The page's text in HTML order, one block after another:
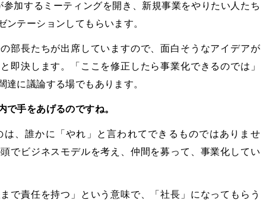
加するミーティングを開き、新規事業をやりたい人たち
ンテーションしてもらいます。
部長たちが出席していますので、面白そうなアイデアが
即決します。「ここを修正したら事業化できるのでは」
達に議論する場でもあります。
手をあげるのですね。
、誰かに「やれ」と言われてできるものではありませ
でビジネスモデルを考え、仲間を募って、事業化してい
で責任を持つ」という意味で、「社長」になってもらう